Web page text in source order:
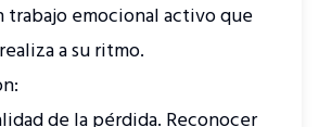
trabajo emocional activo que
a su ritmo.